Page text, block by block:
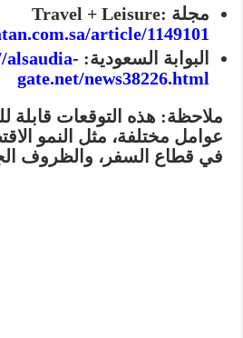
مجلة Travel + Leisure:
article/1149101
البوابة السعودية: alsaudia-
gate.net/news38226.html
ملاحظة: هذه التوقعات قابلة
عوامل مختلفة، مثل النمو
في قطاع السفر، والظروف